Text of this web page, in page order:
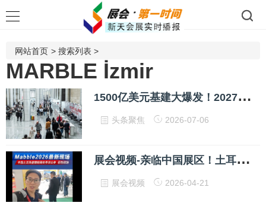
网站首页 > 搜索列表 >
MARBLE İzmir
1
500亿美元基建大爆发！2027土耳其石材展，抢占万亿市场的最后入场券
头条聚焦 2026-07-06
展
会视频-亲临中国展区！土耳其石材展第三天
展会视频 2026-04-21